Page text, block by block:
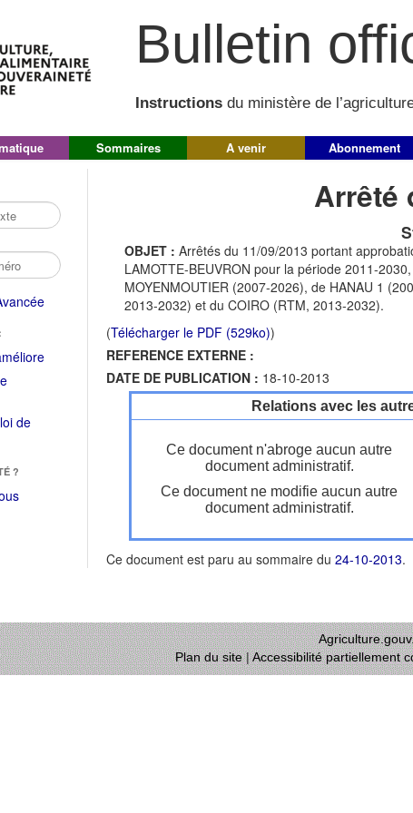
Bulletin
Instructions du ministère de
Sommaires A venir Abonnement
(Fichier
de
?
Arrêté
OBJET : Arrêtés du 11/09/2013 portant
LAMOTTE-BEUVRON pour la période 2011-
MOYENMOUTIER (2007-2026), de HANAU 1
2013-2032) et du COIRO (RTM, 2013-2032).
(Télécharger le PDF (529ko))
REFERENCE EXTERNE :
DATE DE PUBLICATION : 18-10-2013
Relations avec les
Ce document n'abroge aucun autre
document administratif.
Ce document ne modifie aucun autre
document administratif.
Ce document est paru au sommaire du 24-10-2013.
Plan du site|Accessibilité partiellement